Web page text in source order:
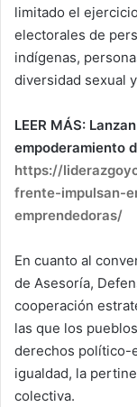
limitado el
electorales de
indígenas,
diversidad sexual
LEER MÁS:
empoderamiento
https://
frente-impulsan-
emprendedoras/
En cuanto al
de Asesoría,
cooperación
las que los
derechos político-
igualdad, la
colectiva.